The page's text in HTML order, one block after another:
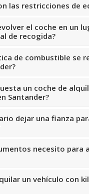
las restricciones de
el coche en un
de recogida?
de combustible se
un coche de
Santander?
dejar una fianza
necesito para
un vehículo con